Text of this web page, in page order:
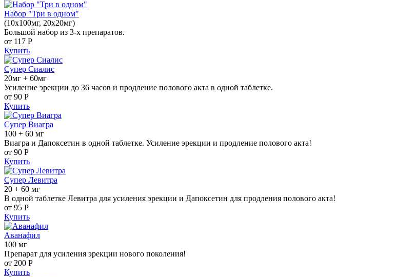
Набор "Три в одном"
(10x100мг, 20x20мг)
Большой набор из 3-х препаратов.
от 117 Р
Купить
Супер Сиалис
20мг + 60мг
Усиление эрекции до 36 часов и продление полового акта в одной таблетке.
от 90 Р
Купить
Супер Виагра
100 + 60 мг
Виагра и Дапоксетин в одной таблетке. Усиление эрекции и продление полового акта!
от 90 Р
Купить
Супер Левитра
20 + 60 мг
В одной таблетке Левитра для усиления эрекции и Дапоксетин для продления полового акта!
от 95 Р
Купить
Аванафил
100 мг
Препарат для усиления эрекции нового поколения!
от 200 Р
Купить